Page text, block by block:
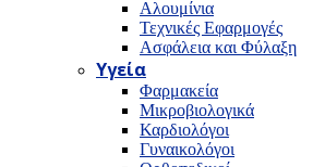
Αλουμίνια
Τεχνικές Εφαρμογές
Ασφάλεια και Φύλαξη
Υγεία
Φαρμακεία
Μικροβιολογικά
Καρδιολόγοι
Γυναικολόγοι